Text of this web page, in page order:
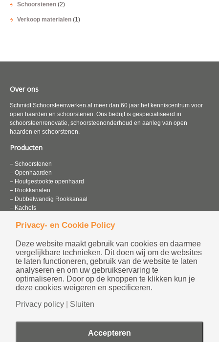
Schoorstenen (2)
Verkoop materialen (1)
Over ons
Schmidt Schoorsteenwerken al meer dan 60 jaar het kenniscentrum voor
open haarden en schoorstenen. Ons bedrijf is gespecialiseerd in
schoorsteenrenovatie, schoorsteenonderhoud en aanleg van open
haarden en schoorstenen.
Producten
– Schoorstenen
– Openhaarden
– Houtgestookte openhaard
– Rookkanalen
– Dubbelwandig Rookkanaal
– Kachels
– Algemene voorwaarden
– Sitemap
– Home
Klantenservice
– Verkoop informatie
– Openingstijden
Privacy- en Cookie Policy
Deze website maakt gebruik van cookies en daarmee
vergelijkbare technieken. Dit doen wij om de websites
te laten functioneren, gebruik van de website te laten
analyseren en om uw gebruikservaring te
optimaliseren. Door op de knoppen te klikken kun je
deze cookies weigeren en specificeren.
Privacy policy
Sluiten
Accepteren